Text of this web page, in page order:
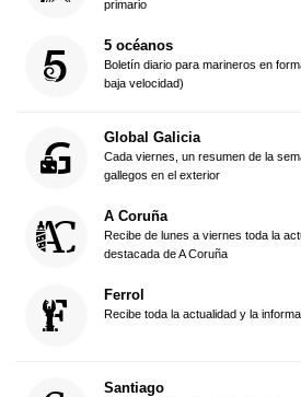
primario
5 océanos
Boletín diario para marineros en
baja velocidad)
Global Galicia
Cada viernes, un resumen de la
gallegos en el exterior
A Coruña
Recibe de lunes a viernes toda la
destacada de A Coruña
Ferrol
Recibe toda la actualidad y la
Santiago